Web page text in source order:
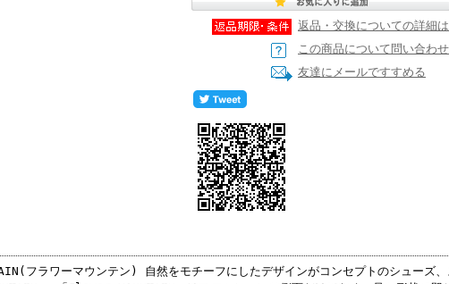
返品・交換についての詳細
この商品について問い合わ
友達にメールですすめる
フラワーマウンテン) 自然をモチーフにしたデザインがコンセプトのシューズ、